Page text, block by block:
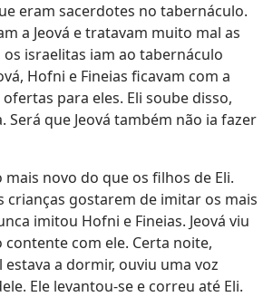
eram sacerdotes no tabernáculo.
a Jeová e tratavam muito mal as
os israelitas iam ao tabernáculo
Hofni e Fineias ficavam com a
para eles. Eli soube disso,
Será que Jeová também não ia fazer
novo do que os filhos de Eli.
crianças gostarem de imitar os mais
imitou Hofni e Fineias. Jeová viu
com ele. Certa noite,
a dormir, ouviu uma voz
Ele levantou-se e correu até Eli.